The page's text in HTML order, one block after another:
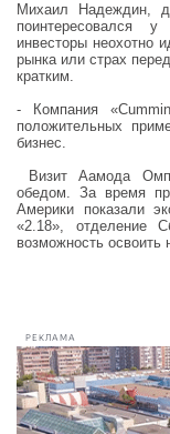
Михаил Надеждин,
поинтересовался
инвесторы неохотно
рынка или страх
кратким.
- Компания
положительных
бизнес.
Визит Аамода
обедом. За время
Америки показали
«2.18», отделение
возможность освоить
РЕКЛАМА